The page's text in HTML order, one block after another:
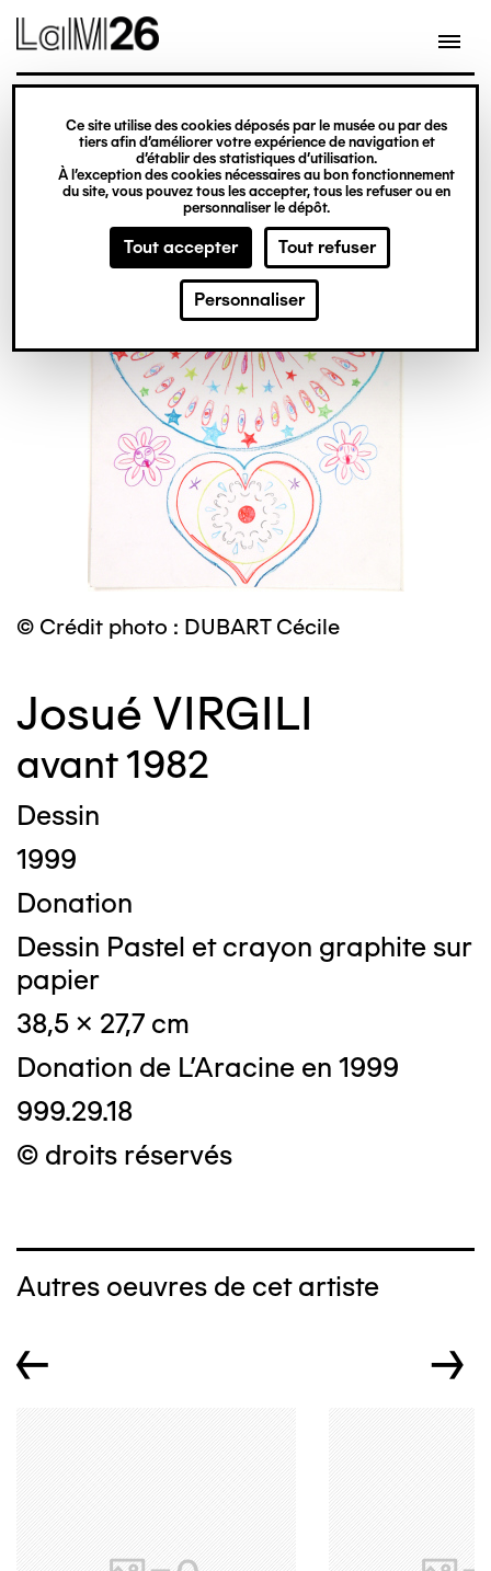
Gestion des cookies
Ce site utilise des cookies déposés par le musée ou par des
tiers afin d’améliorer votre expérience de navigation et
d’établir des statistiques d’utilisation.
À l’exception des cookies nécessaires au bon fonctionnement
du site, vous pouvez tous les accepter, tous les refuser ou en
personnaliser le dépôt.
Tout accepter Tout refuser
Personnaliser
contenu
© Crédit photo : DUBART Cécile
Josué VIRGILI
avant 1982
Dessin
1999
Donation
Dessin Pastel et crayon graphite sur
papier
38,5 x 27,7 cm
Donation de L'Aracine en 1999
999.29.18
© droits réservés
Autres oeuvres de cet artiste
← →